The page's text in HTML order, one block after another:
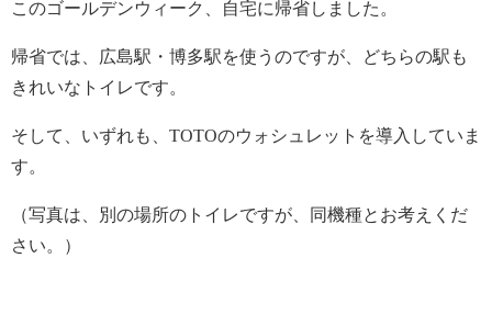
このゴールデンウィーク、自宅に帰省しました。
帰省では、広島駅・博多駅を使うのですが、どちらの駅も
きれいなトイレです。
そして、いずれも、TOTOのウォシュレットを導入していま
す。
（写真は、別の場所のトイレですが、同機種とお考えくだ
さい。）